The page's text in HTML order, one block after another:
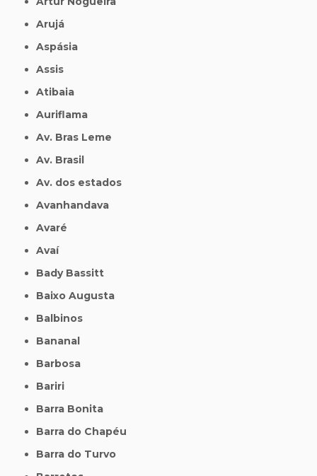
Arujá
Aspásia
Assis
Atibaia
Auriflama
Av. Bras Leme
Av. Brasil
Av. dos estados
Avanhandava
Avaré
Avaí
Bady Bassitt
Baixo Augusta
Balbinos
Bananal
Barbosa
Bariri
Barra Bonita
Barra do Chapéu
Barra do Turvo